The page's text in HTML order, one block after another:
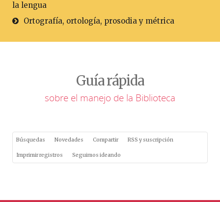
la lengua
Ortografía, ortología, prosodia y métrica
Guía rápida
sobre el manejo de la Biblioteca
Búsquedas Novedades Compartir RSS y suscripción
Imprimir registros Seguimos ideando